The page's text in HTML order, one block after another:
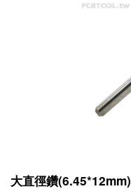
大直徑鑽(6.45*12mm)